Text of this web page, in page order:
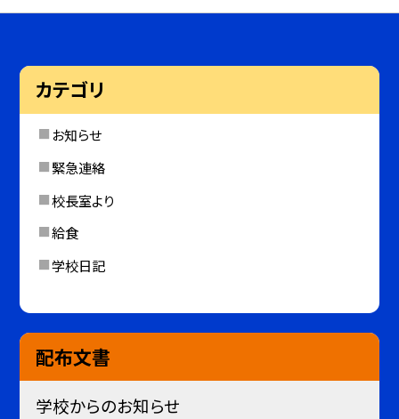
カテゴリ
お知らせ
緊急連絡
校長室より
給食
学校日記
配布文書
学校からのお知らせ